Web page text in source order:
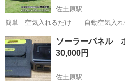
佐土原駅
簡単 空気入れるだけ 自動空気入れ付 エアーテント 日除
ープ 内容 テント本体 テントシート 自動 空気入れ 付 タープ用
ポール2本 ペグ
宮崎 宮崎市 佐土原駅 防災
ソーラーパネル
30,000円
佐土原駅